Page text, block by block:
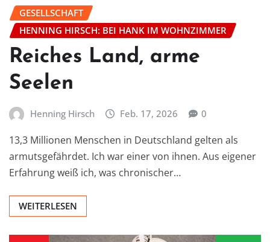
GESELLSCHAFT
HENNING HIRSCH: BEI HANK IM WOHNZIMMER
Reiches Land, arme
Seelen
Henning Hirsch Feb. 17, 2026 0
13,3 Millionen Menschen in Deutschland gelten als
armutsgefährdet. Ich war einer von ihnen. Aus eigener
Erfahrung weiß ich, was chronischer…
WEITERLESEN